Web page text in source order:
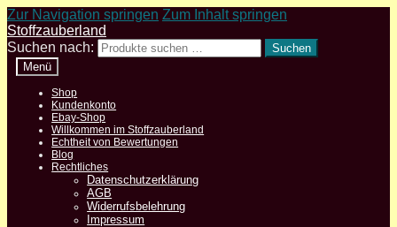
Zur Navigation springen Zum Inhalt springen
Stoffzauberland
Suchen nach:
Suchen
Menü
Shop
Kundenkonto
Ebay-Shop
Willkommen im Stoffzauberland
Echtheit von Bewertungen
Blog
Rechtliches
Datenschutzerklärung
AGB
Widerrufsbelehrung
Impressum